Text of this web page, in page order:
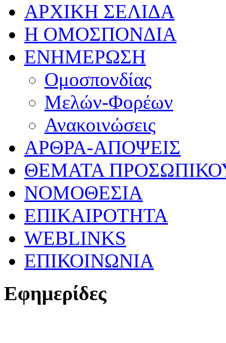
ΑΡΧΙΚΗ ΣΕΛΙΔΑ
Η ΟΜΟΣΠΟΝΔΙΑ
ΕΝΗΜΕΡΩΣΗ
Ομοσπονδίας
Μελών-Φορέων
Ανακοινώσεις
ΑΡΘΡΑ-ΑΠΟΨΕΙΣ
ΘΕΜΑΤΑ
ΝΟΜΟΘΕΣΙΑ
ΕΠΙΚΑΙΡΟΤΗΤΑ
WEBLINKS
ΕΠΙΚΟΙΝΩΝΙΑ
Εφημερίδες